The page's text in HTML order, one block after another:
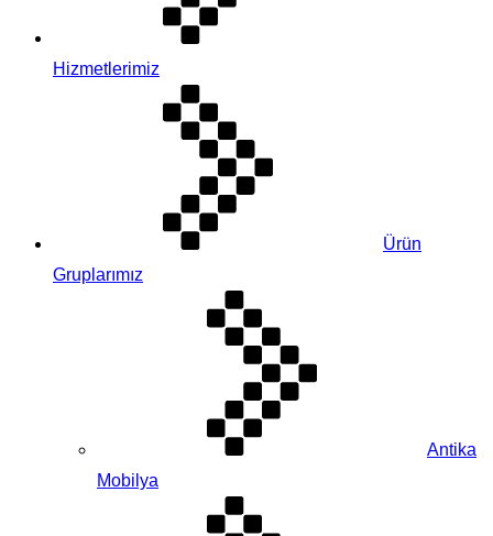
Hizmetlerimiz
Ürün
Gruplarımız
Antika
Mobilya